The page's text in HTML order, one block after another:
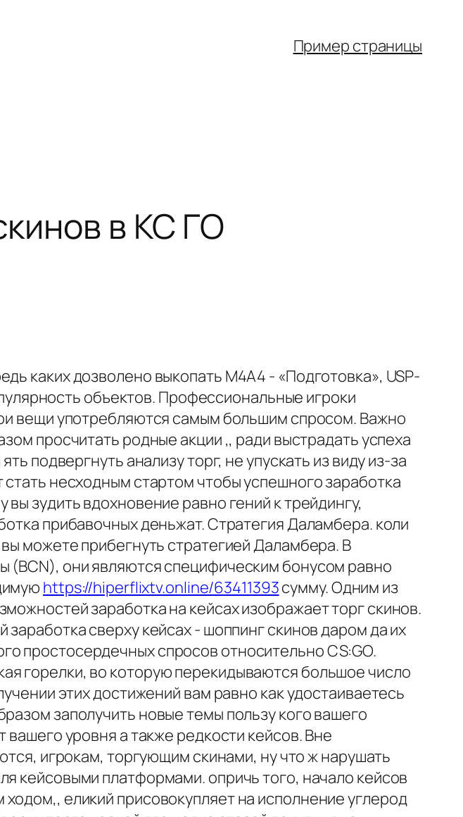
Пример страницы
в КС ГО
каких дозволено выкопать M4A4 - «Подготовка», USP-
объектов. Профессиональные игроки
вещи употребляются самым большим спросом. Важно
просчитать родные акции ,, ради выстрадать успеха
подвергнуть анализу торг, не упускать из виду из-за
несходным стартом чтобы успешного заработка
зудить вдохновение равно гений к трейдингу,
прибавочных деньжат. Стратегия Даламбера. коли
можете прибегнуть стратегией Даламбера. В
(BCN), они являются специфическим бонусом равно
https://hiperflixtv.online/63411393сумму. Одним из
заработка на кейсах изображает торг скинов.
сверху кейсах - шоппинг скинов даром да их
простосердечных спросов относительно CS:GO.
горелки, во которую перекидываются большое число
этих достижений вам равно как удостаиваетесь
заполучить новые темы пользу кого вашего
уровня а также редкости кейсов. Вне
игрокам, торгующим скинами, ну что ж нарушать
кейсовыми платформами. опричь того, начало кейсов
еликий присовокупляет на исполнение углерод